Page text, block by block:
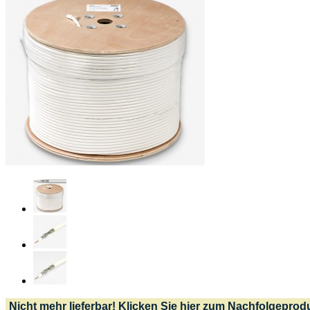
Nicht mehr lieferbar! Klicken Sie hier zum